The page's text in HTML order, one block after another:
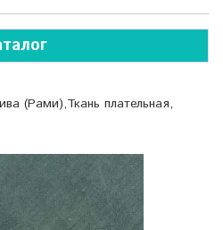
(Рами),Ткань плательная,